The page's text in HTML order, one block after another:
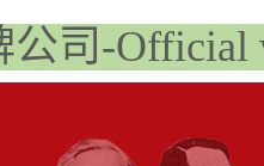
公司-Official